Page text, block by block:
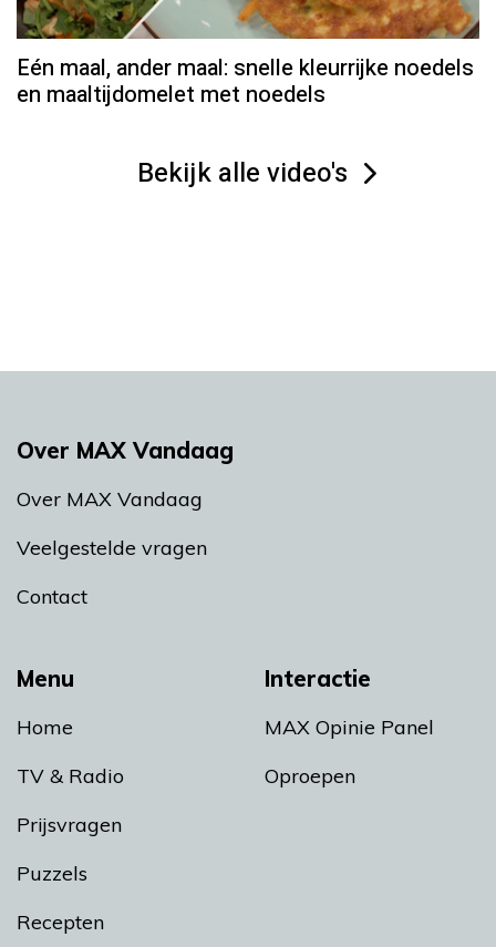
Eén maal, ander maal: snelle kleurrijke noedels
en maaltijdomelet met noedels
Bekijk alle video's
Menu
Home
TV & Radio
Prijsvragen
Puzzels
Recepten
Interactie
MAX Opinie Panel
Oproepen
Over MAX Vandaag
Over MAX Vandaag
Veelgestelde vragen
Contact